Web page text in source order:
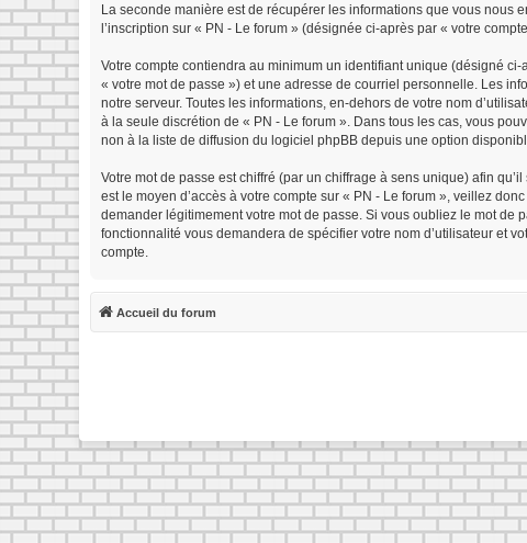
La seconde manière est de récupérer les informations que vous
l’inscription sur « PN - Le forum » (désignée ci-après par « votre
Votre compte contiendra au minimum un identifiant unique (désigné
« votre mot de passe ») et une adresse de courriel personnelle. Les
notre serveur. Toutes les informations, en-dehors de votre nom
à la seule discrétion de « PN - Le forum ». Dans tous les cas, vous
non à la liste de diffusion du logiciel phpBB depuis une option
Votre mot de passe est chiffré (par un chiffrage à sens unique) afin
est le moyen d’accès à votre compte sur « PN - Le forum », veillez
demander légitimement votre mot de passe. Si vous oubliez le mot de
fonctionnalité vous demandera de spécifier votre nom d’utilisateur et
compte.
Accueil du forum